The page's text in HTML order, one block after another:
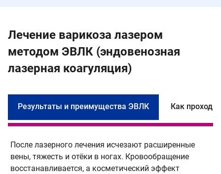
Лечение варикоза лазером
методом ЭВЛК (эндовенозная
лазерная коагуляция)
Результаты и преимущества ЭВЛК Как
После лазерного лечения исчезают расширенные
вены, тяжесть и отёки в ногах. Кровообращение
восстанавливается, а косметический эффект